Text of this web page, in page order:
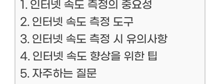
인터넷 속도 측정의 중요성
인터넷 속도 측정 도구
인터넷 속도 측정 시 유의사항
인터넷 속도 향상을 위한 팁
자주하는 질문